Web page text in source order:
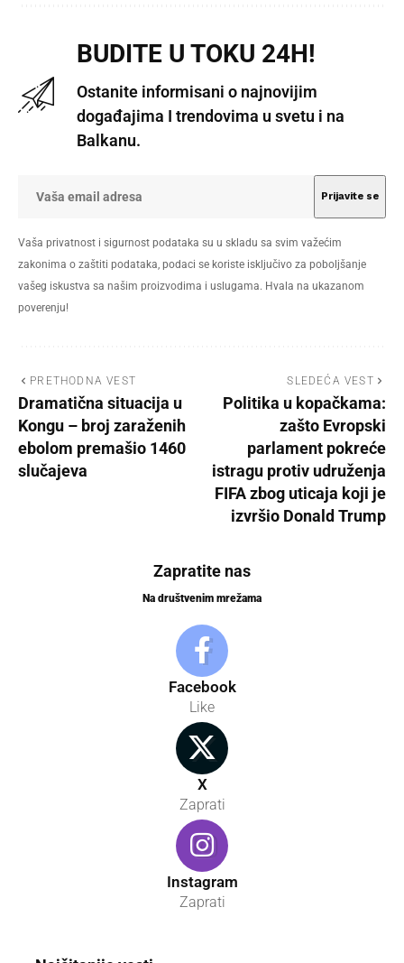
BUDITE U TOKU 24H!
Ostanite informisani o najnovijim
događajima I trendovima u svetu i na
Balkanu.
Vaša privatnost i sigurnost podataka su u skladu sa svim važećim
zakonima o zaštiti podataka, podaci se koriste isključivo za poboljšanje
vašeg iskustva sa našim proizvodima i uslugama. Hvala na ukazanom
poverenju!
PRETHODNA VEST
Dramatična situacija u
Kongu – broj zaraženih
ebolom premašio 1460
slučajeva
SLEDEĆA VEST
Politika u kopačkama:
zašto Evropski
parlament pokreće
istragu protiv udruženja
FIFA zbog uticaja koji je
izvršio Donald Trump
Zapratite nas
Na društvenim mrežama
Facebook
Like
X
Zaprati
Instagram
Zaprati